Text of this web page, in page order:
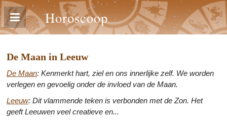
Horoscoop
De Maan in Leeuw
De Maan: Kenmerkt hart, ziel en ons innerlijke zelf. We worden
verlegen en gevoelig onder de invloed van de Maan.
Leeuw: Dit vlammende teken is verbonden met de Zon. Het
geeft Leeuwen veel creatieve en...